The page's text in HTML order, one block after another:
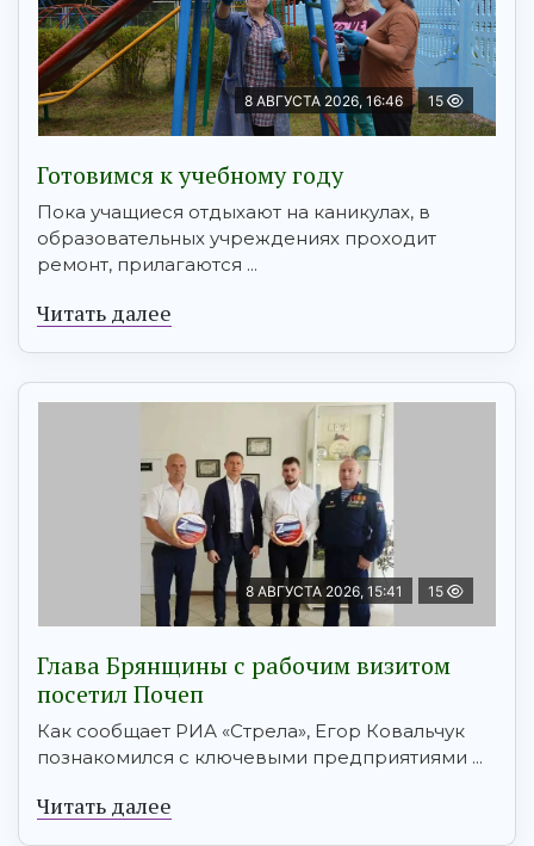
8 АВГУСТА 2026, 16:46 15
Готовимся к учебному году
Пока учащиеся отдыхают на каникулах, в
образовательных учреждениях проходит
ремонт, прилагаются ...
Читать далее
8 АВГУСТА 2026, 15:41 15
Глава Брянщины с рабочим визитом
посетил Почеп
Как сообщает РИА «Стрела», Егор Ковальчук
познакомился с ключевыми предприятиями ...
Читать далее